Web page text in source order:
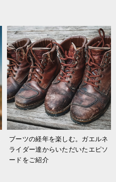
ブーツの経年を楽しむ。ガエルネ
ライダー達からいただいたエピソ
ードをご紹介